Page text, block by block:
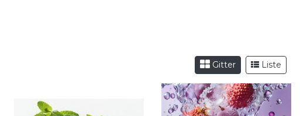
Gitter Liste